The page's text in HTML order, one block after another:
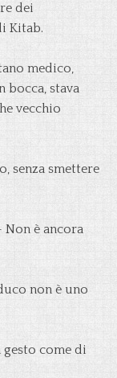
dei
Kitab.
medico,
bocca, stava
vecchio
senza smettere
Non è ancora
non è uno
come di